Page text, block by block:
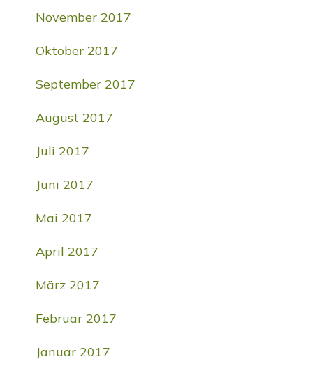
November 2017
Oktober 2017
September 2017
August 2017
Juli 2017
Juni 2017
Mai 2017
April 2017
März 2017
Februar 2017
Januar 2017